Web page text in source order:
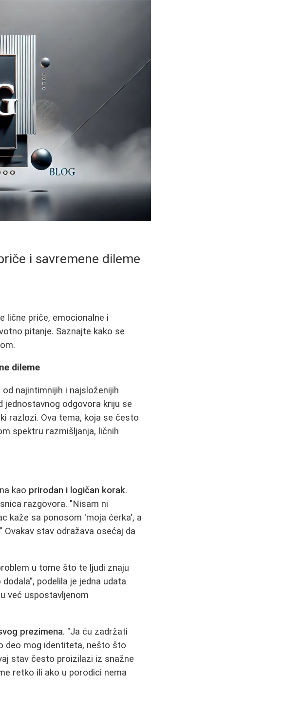
i savremene dileme
lične priče, emocionalne i
pitanje. Saznajte kako se
dileme
najintimnijih i najsloženijih
jednostavnog odgovora kriju se
razlozi. Ova tema, koja se često
spektru razmišljanja, ličnih
kao prirodan i logičan korak.
razgovora. "Nisam ni
kaže sa ponosom 'moja ćerka', a
stav odražava osećaj da
u tome što te ljudi znaju
podelila je jedna udata
već uspostavljenom
prezimena. "Ja ću zadržati
deo mog identiteta, nešto što
stav često proizilazi iz snažne
retko ili ako u porodici nema